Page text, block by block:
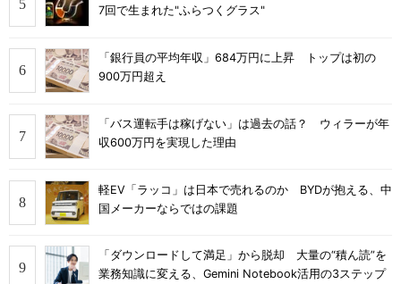
7回で生まれた"ふらつくグラス"
「銀行員の平均年収」684万円に上昇 トップは初の
900万円超え
「バス運転手は稼げない」は過去の話？ ウィラーが年
収600万円を実現した理由
軽EV「ラッコ」は日本で売れるのか BYDが抱える、中
国メーカーならではの課題
「ダウンロードして満足」から脱却 大量の“積ん読”を
業務知識に変える、Gemini Notebook活用の3ステップ